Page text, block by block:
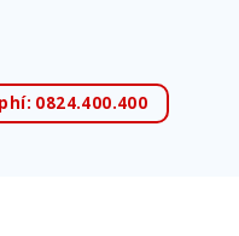
0824.400.400